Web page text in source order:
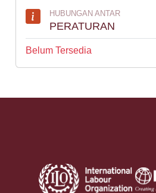
HUBUNGAN ANTAR
PERATURAN
Belum Tersedia